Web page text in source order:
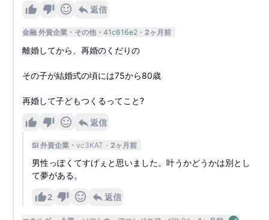
返信
金融 外資企業 その他 41c616e2 2ヶ月前
離婚してから、再婚のくだりの
その子が結婚式の頃には75から80歳
再婚して子どもつくるってこと?
返信
SI 外資企業 vc3KAT 2ヶ月前
男性っぽくてすげぇと思いました。叶うかどうかは別とし
て夢がある。
2 返信